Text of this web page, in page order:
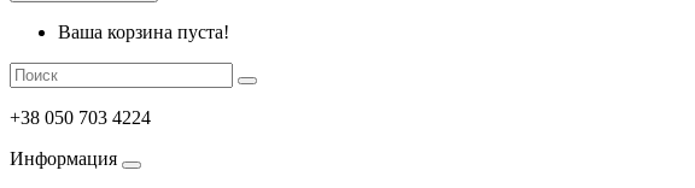
Ваша корзина пуста!
+38 050 703 4224
Информация